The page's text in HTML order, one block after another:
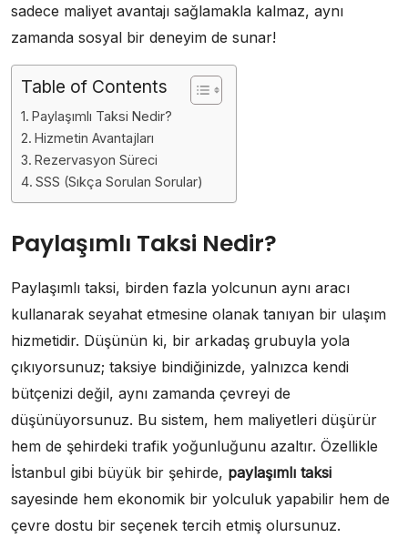
sadece maliyet avantajı sağlamakla kalmaz, aynı
zamanda sosyal bir deneyim de sunar!
Table of Contents
Paylaşımlı Taksi Nedir?
Hizmetin Avantajları
Rezervasyon Süreci
SSS (Sıkça Sorulan Sorular)
Paylaşımlı Taksi Nedir?
Paylaşımlı taksi, birden fazla yolcunun aynı aracı
kullanarak seyahat etmesine olanak tanıyan bir ulaşım
hizmetidir. Düşünün ki, bir arkadaş grubuyla yola
çıkıyorsunuz; taksiye bindiğinizde, yalnızca kendi
bütçenizi değil, aynı zamanda çevreyi de
düşünüyorsunuz. Bu sistem, hem maliyetleri düşürür
hem de şehirdeki trafik yoğunluğunu azaltır. Özellikle
İstanbul gibi büyük bir şehirde, paylaşımlı taksi
sayesinde hem ekonomik bir yolculuk yapabilir hem de
çevre dostu bir seçenek tercih etmiş olursunuz.